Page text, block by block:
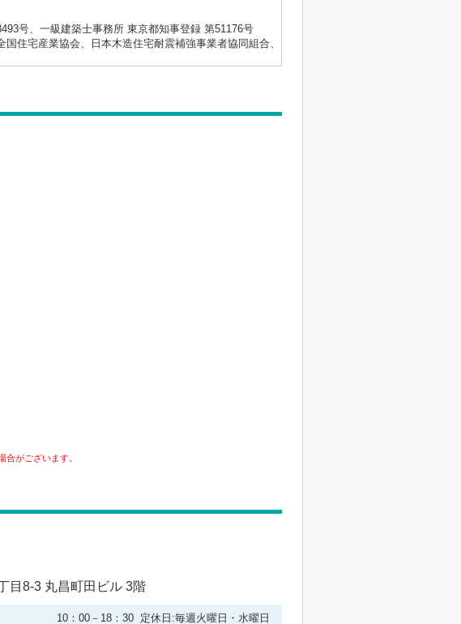
号、一級建築士事務所 東京都知事登録 第51176号
住宅産業協会、日本木造住宅耐震補強事業者協同組合、
がございます。
目8-3 丸昌町田ビル 3階
10：00－18：30 定休日:毎週火曜日・水曜日